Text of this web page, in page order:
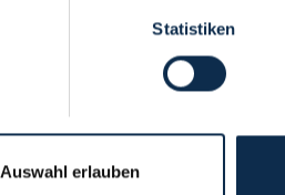
Statistiken
Auswahl erlauben